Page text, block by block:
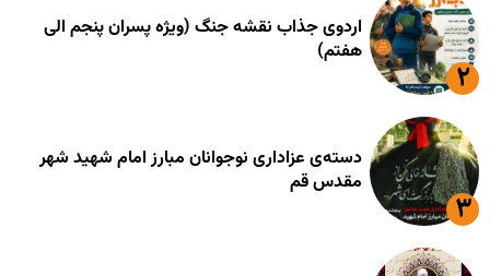
اردوی جذاب نقشه جنگ (ویژه پسران پنجم الی
هفتم)
دسته‌ی عزاداری نوجوانان مبارز امام شهید شهر
مقدس قم